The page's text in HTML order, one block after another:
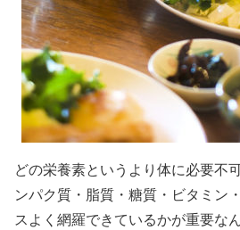
どの栄養素というより体に必要不
ンパク質・脂質・糖質・ビタミン
スよく網羅できているかが重要な